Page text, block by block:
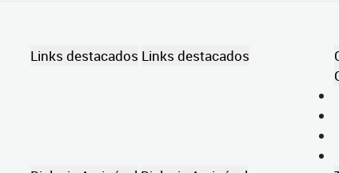
Links destacados Links destacados